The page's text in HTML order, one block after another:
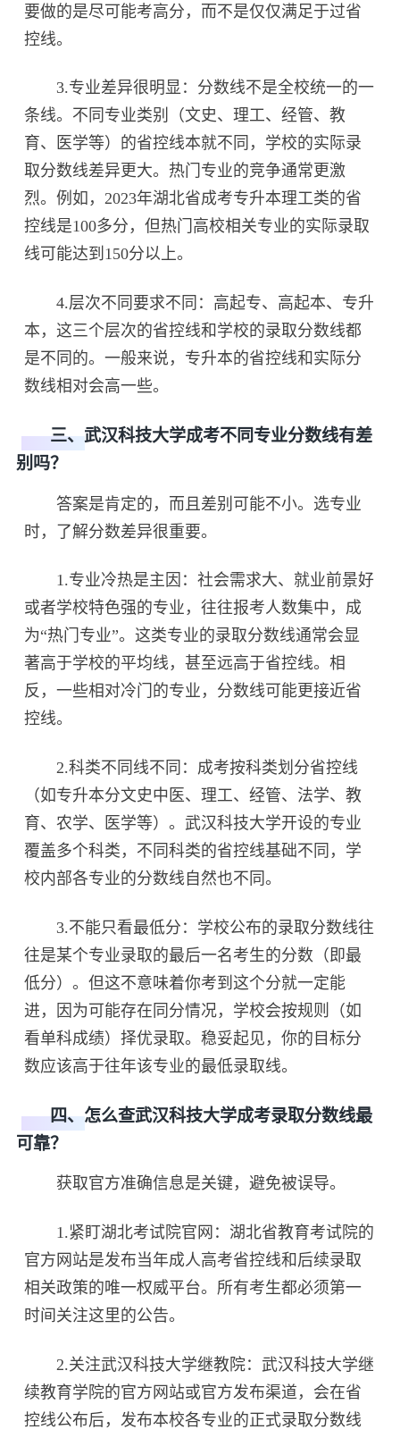
要做的是尽可能考高分，而不是仅仅满足于过省
控线。
3.专业差异很明显：分数线不是全校统一的一
条线。不同专业类别（文史、理工、经管、教
育、医学等）的省控线本就不同，学校的实际录
取分数线差异更大。热门专业的竞争通常更激
烈。例如，2023年湖北省成考专升本理工类的省
控线是100多分，但热门高校相关专业的实际录取
线可能达到150分以上。
4.层次不同要求不同：高起专、高起本、专升
本，这三个层次的省控线和学校的录取分数线都
是不同的。一般来说，专升本的省控线和实际分
数线相对会高一些。
三、武汉科技大学成考不同专业分数线有差
别吗？
答案是肯定的，而且差别可能不小。选专业
时，了解分数差异很重要。
1.专业冷热是主因：社会需求大、就业前景好
或者学校特色强的专业，往往报考人数集中，成
为“热门专业”。这类专业的录取分数线通常会显
著高于学校的平均线，甚至远高于省控线。相
反，一些相对冷门的专业，分数线可能更接近省
控线。
2.科类不同线不同：成考按科类划分省控线
（如专升本分文史中医、理工、经管、法学、教
育、农学、医学等）。武汉科技大学开设的专业
覆盖多个科类，不同科类的省控线基础不同，学
校内部各专业的分数线自然也不同。
3.不能只看最低分：学校公布的录取分数线往
往是某个专业录取的最后一名考生的分数（即最
低分）。但这不意味着你考到这个分就一定能
进，因为可能存在同分情况，学校会按规则（如
看单科成绩）择优录取。稳妥起见，你的目标分
数应该高于往年该专业的最低录取线。
四、怎么查武汉科技大学成考录取分数线最
可靠？
获取官方准确信息是关键，避免被误导。
1.紧盯湖北考试院官网：湖北省教育考试院的
官方网站是发布当年成人高考省控线和后续录取
相关政策的唯一权威平台。所有考生都必须第一
时间关注这里的公告。
2.关注武汉科技大学继教院：武汉科技大学继
续教育学院的官方网站或官方发布渠道，会在省
控线公布后，发布本校各专业的正式录取分数线